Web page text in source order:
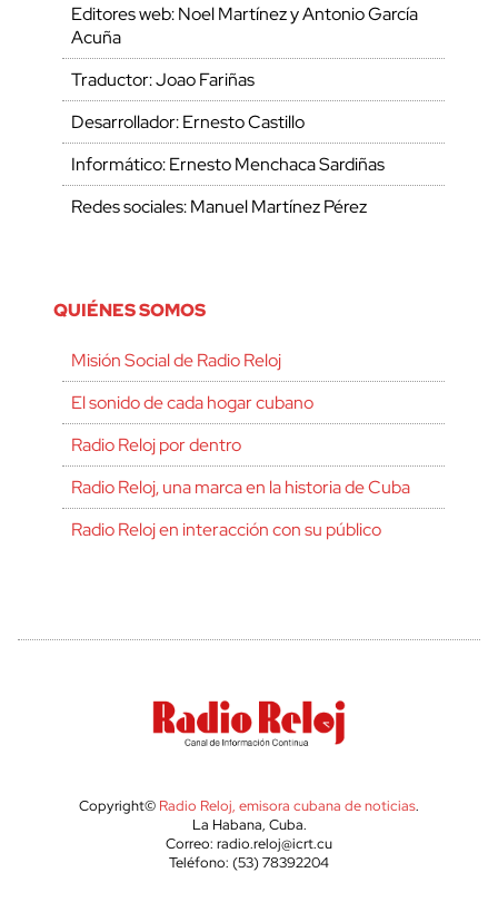
Editores web: Noel Martínez y Antonio García
Acuña
Traductor: Joao Fariñas
Desarrollador: Ernesto Castillo
Informático: Ernesto Menchaca Sardiñas
Redes sociales: Manuel Martínez Pérez
QUIÉNES SOMOS
Misión Social de Radio Reloj
El sonido de cada hogar cubano
Radio Reloj por dentro
Radio Reloj, una marca en la historia de Cuba
Radio Reloj en interacción con su público
Copyright© Radio Reloj, emisora cubana de noticias.
La Habana, Cuba.
Correo: radio.reloj@icrt.cu
Teléfono: (53) 78392204